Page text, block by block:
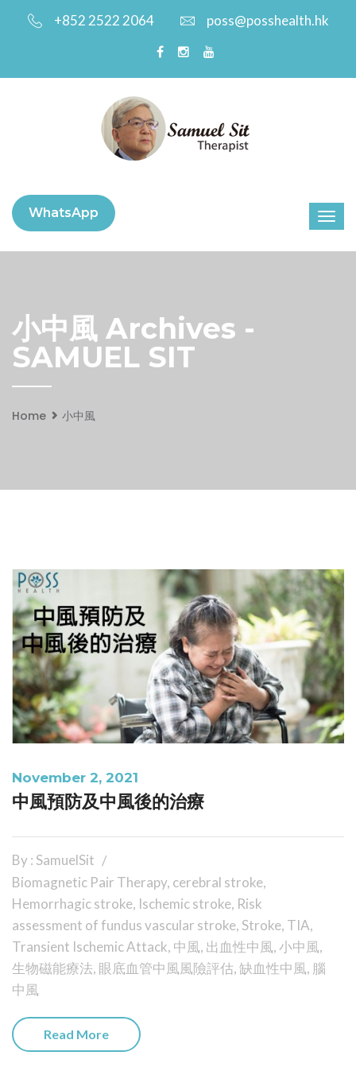
+852 2522 2064 poss@posshealth.hk
WhatsApp
小中風 Archives -
SAMUEL SIT
Home 小中風
November 2, 2021
中風預防及中風後的治療
By : SamuelSit
Biomagnetic Pair Therapy, cerebral stroke,
Hemorrhagic stroke, Ischemic stroke, Risk
assessment of fundus vascular stroke, Stroke, TIA,
Transient Ischemic Attack, 中風, 出血性中風,小中風,
生物磁能療法, 眼底血管中風風險評估,缺血性中風, 腦
中風
Read More